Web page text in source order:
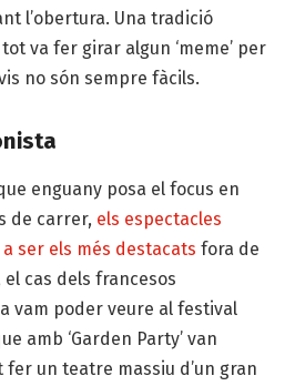
l’obertura. Una tradició
va fer girar algun ‘meme’ per
no són sempre fàcils.
enguany posa el focus en
de carrer, els espectacles
ser els més destacats fora de
el cas dels francesos
vam poder veure al festival
amb ‘Garden Party’ van
un teatre massiu d’un gran